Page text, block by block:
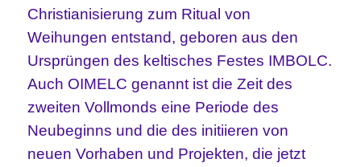
Christianisierung zum Ritual von
Weihungen entstand, geboren aus den
Ursprüngen des keltisches Festes IMBOLC.
Auch OIMELC genannt ist die Zeit des
zweiten Vollmonds eine Periode des
Neubeginns und die des initiieren von
neuen Vorhaben und Projekten, die jetzt